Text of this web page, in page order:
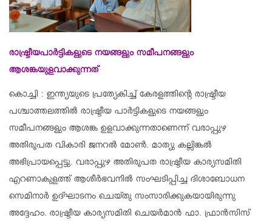
രാഷ്ട്രീയപാർട്ടികളുടെ നയങ്ങളും സമീപനങ്ങളും
ആശങ്കയുളവാക്കുന്നത്
കൊച്ചി : ഇന്ത്യയുടെ പ്രത്യേകിച്ച് കേരളത്തിൻ്റെ രാഷ്ട്രീയ
പശ്ചാത്തലത്തിൽ രാഷ്ട്രീയ പാർട്ടികളുടെ നയങ്ങളും
സമീപനങ്ങളും ആശങ്ക ഉളവാക്കുന്നതാണെന്ന് വരാപ്പുഴ
അതിരൂപത വികാരി ജനറൽ മോൺ. മാത്യു കല്ലിങ്കൽ
അഭിപ്രായപ്പെട്ടു. വരാപ്പുഴ അതിരൂപത രാഷ്ട്രീയ കാര്യസമിതി
എറണാകുളത്ത് ആശീർഭവനിൽ സംഘടിപ്പിച്ച ദിശാബോധന
സെമിനാർ ഉദ്ഘാടനം ചെയ്തു സംസാരിക്കുകയായിരുന്നു
അദ്ദേഹം. രാഷ്ട്രീയ കാര്യസമിതി ചെയർമാൻ ഫാ. ഫ്രാൻസിസ്